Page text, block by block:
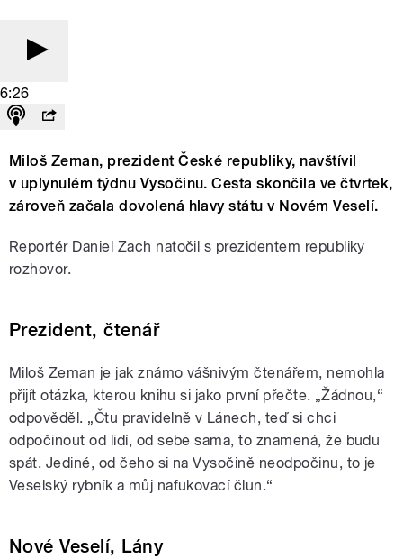
6:26
Miloš Zeman, prezident České republiky, navštívil
v uplynulém týdnu Vysočinu. Cesta skončila ve čtvrtek,
zároveň začala dovolená hlavy státu v Novém Veselí.
Reportér Daniel Zach natočil s prezidentem republiky
rozhovor.
Prezident, čtenář
Miloš Zeman je jak známo vášnivým čtenářem, nemohla
přijít otázka, kterou knihu si jako první přečte. „Žádnou,“
odpověděl. „Čtu pravidelně v Lánech, teď si chci
odpočinout od lidí, od sebe sama, to znamená, že budu
spát. Jediné, od čeho si na Vysočině neodpočinu, to je
Veselský rybník a můj nafukovací člun.“
Nové Veselí, Lány